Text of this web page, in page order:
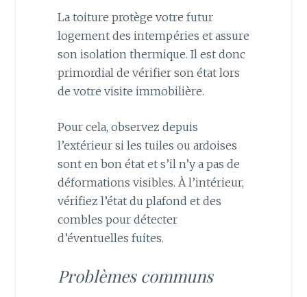
La toiture protège votre futur
logement des intempéries et assure
son isolation thermique. Il est donc
primordial de vérifier son état lors
de votre visite immobilière.
Pour cela, observez depuis
l’extérieur si les tuiles ou ardoises
sont en bon état et s’il n’y a pas de
déformations visibles. À l’intérieur,
vérifiez l’état du plafond et des
combles pour détecter
d’éventuelles fuites.
Problèmes communs